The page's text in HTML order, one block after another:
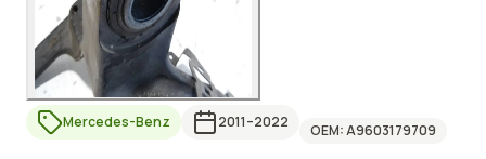
Mercedes-Benz 2011–2022 OEM:A9603179709